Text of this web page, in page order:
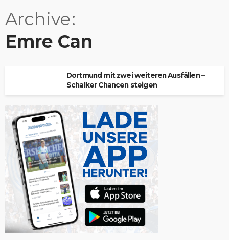
Archive
Emre Can
Dortmund mit zwei weiteren Ausfällen –
Schalker Chancen steigen